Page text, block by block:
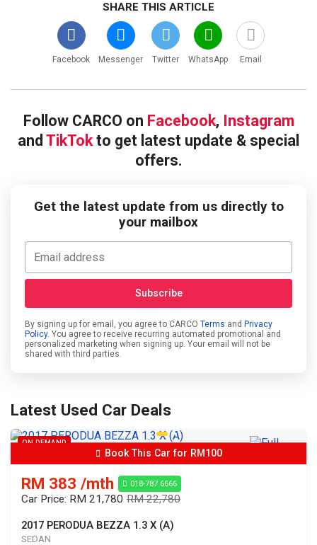
SHARE THIS ARTICLE
Facebook Messenger Twitter WhatsApp Email
Follow CARCO on Facebook, Instagram
and TikTokto get latest update & special
offers.
Get the latest update from us directly to
your mailbox
By signing up for email, you agree to CARCO Terms and Privacy
Policy. You agree to receive recurring automated promotional and
personalized marketing when signing up. Your email will not be
shared with third parties.
Latest Used Car Deals
ON DEMAND
Book This Car for RM100
RM 383 /mth 018-787 6666
Car Price: RM 21,780 RM 22,780
2017 PERODUA BEZZA 1.3 X (A)
SEDAN